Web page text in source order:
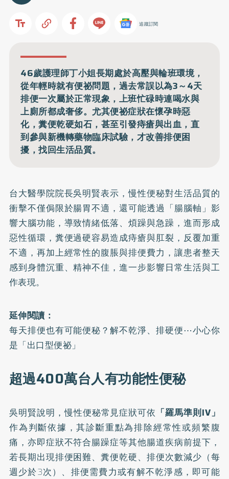
追蹤訂閱
46歲護理師丁小姐長期處於高壓與輪班環境，
從年輕時就有便祕問題，過去常誤以為3～4天
排便一次屬於正常現象，上班忙碌時連喝水與
上廁所都成奢侈。尤其便祕症狀在懷孕時惡
化，糞便乾硬如石，甚至引發痔瘡與出血，直
到參與新機轉藥物臨床試驗，才改善排便困
擾，找回生活品質。
台大醫學院院長吳明賢表示，慢性便秘對生活品質的
衝擊不僅侷限於腸胃不適，還可能透過「腸腦軸」影
響大腦功能，導致情緒低落、煩躁與急躁，進而形成
惡性循環，糞便過硬容易造成痔瘡與肛裂，反覆加重
不適，再加上經常性的腹脹與排便費力，讓患者整天
感到身體沉重、精神不佳，進一步影響日常生活與工
作表現。
延伸閱讀：
每天排便也有可能便秘？解不乾淨、排硬便⋯小心你
是「出口型便祕」
超過400萬台人有功能性便秘
吳明賢說明，慢性便秘常見症狀可依 「羅馬準則IV」
作為判斷依據，其診斷重點為排除經常性或頻繁腹
痛，亦即症狀不符合腸躁症等其他腸道疾病前提下，
若長期出現排便困難、糞便乾硬、排便次數減少（每
週少於3次）、排便需費力或有解不乾淨感，即可能